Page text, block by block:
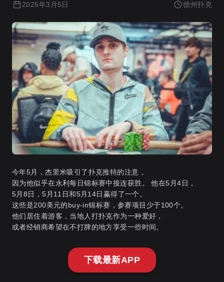
2025年3月5日 德州扑克
今年5月，杰里米吸引了扑克推特的注意，
因为他似乎在永利每日锦标赛中接连获胜。 他在5月4日，
5月8日，5月11日和5月14日赢得了一个。
这些是200美元的buy-in锦标赛，参赛项目少于100个。
他们居住着游客，当地人打扑克作为一种爱好，
或者经销商希望在不打牌的地方享受一些时间。
下载最新APP